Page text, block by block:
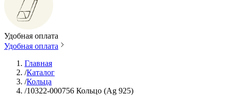
Удобная оплата
Удобная оплата
Главная
/Каталог
/Кольца
/10322-000756 Кольцо (Ag 925)